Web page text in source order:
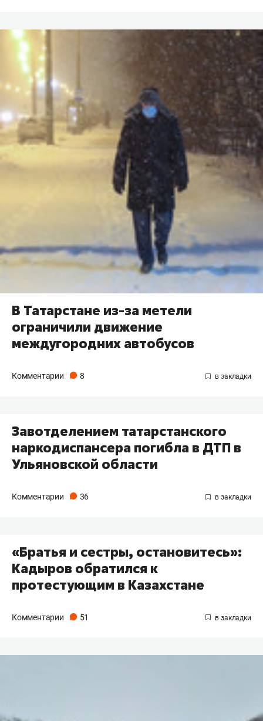
В Татарстане из-за метели
ограничили движение
междугородних автобусов
Комментарии 8
Завотделением татарстанского
наркодиспансера погибла в ДТП в
Ульяновской области
Комментарии 36
«Братья и сестры, остановитесь»:
Кадыров обратился к
протестующим в Казахстане
Комментарии 51